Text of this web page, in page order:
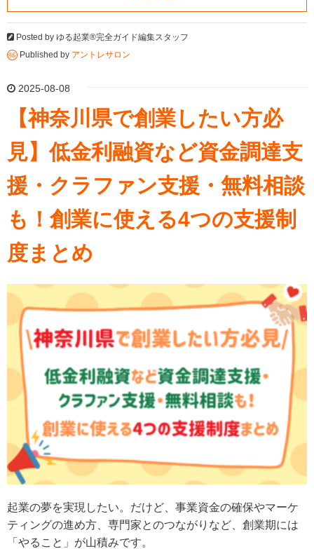
Posted by ゆる起業®完全ガイド編集スタッフ
Published by アントレサロン
2025-08-08
【神奈川県で創業したい方必
見】低金利融資など資金調達支
援・クラファン支援・無料相談
も！創業に使える4つの支援制
度まとめ
起業の夢を実現したい。だけど、事業資金の確保やマーケ
ティングの進め方、専門家とのつながりなど、創業期には
「やること」が山積みです。